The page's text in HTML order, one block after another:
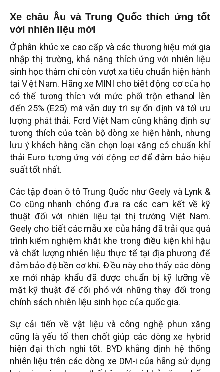
Xe châu Âu và Trung Quốc thích ứng tốt
với nhiên liệu mới
Ở phân khúc xe cao cấp và các thương hiệu mới gia
nhập thị trường, khả năng thích ứng với nhiên liệu
sinh học thậm chí còn vượt xa tiêu chuẩn hiện hành
tại Việt Nam. Hãng xe MINI cho biết động cơ của họ
có thể tương thích với mức phối trộn ethanol lên
đến 25% (E25) mà vẫn duy trì sự ổn định và tối ưu
lượng phát thải. Ford Việt Nam cũng khẳng định sự
tương thích của toàn bộ dòng xe hiện hành, nhưng
lưu ý khách hàng cần chọn loại xăng có chuẩn khí
thải Euro tương ứng với động cơ để đảm bảo hiệu
suất tốt nhất.
Các tập đoàn ô tô Trung Quốc như Geely và Lynk &
Co cũng nhanh chóng đưa ra các cam kết về kỹ
thuật đối với nhiên liệu tại thị trường Việt Nam.
Geely cho biết các mẫu xe của hãng đã trải qua quá
trình kiểm nghiệm khắt khe trong điều kiện khí hậu
và chất lượng nhiên liệu thực tế tại địa phương để
đảm bảo độ bền cơ khí. Điều này cho thấy các dòng
xe mới nhập khẩu đã được chuẩn bị kỹ lưỡng về
mặt kỹ thuật để đối phó với những thay đổi trong
chính sách nhiên liệu sinh học của quốc gia.
Sự cải tiến về vật liệu và công nghệ phun xăng
cũng là yếu tố then chốt giúp các dòng xe hybrid
hiện đại thích nghi tốt. BYD khẳng định hệ thống
nhiên liệu trên các dòng xe DM-i của hãng sử dụng